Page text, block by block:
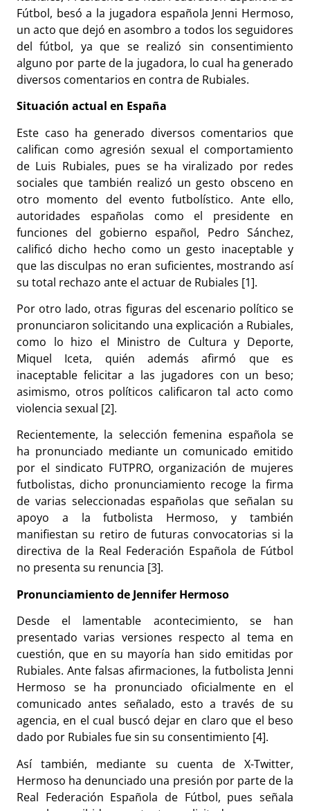
Fútbol, besó a la jugadora española Jenni Hermoso,
un acto que dejó en asombro a todos los seguidores
del fútbol, ya que se realizó sin consentimiento
alguno por parte de la jugadora, lo cual ha generado
diversos comentarios en contra de Rubiales.
Situación actual en España
Este caso ha generado diversos comentarios que
califican como agresión sexual el comportamiento
de Luis Rubiales, pues se ha viralizado por redes
sociales que también realizó un gesto obsceno en
otro momento del evento futbolístico. Ante ello,
autoridades españolas como el presidente en
funciones del gobierno español, Pedro Sánchez,
calificó dicho hecho como un gesto inaceptable y
que las disculpas no eran suficientes, mostrando así
su total rechazo ante el actuar de Rubiales [1].
Por otro lado, otras figuras del escenario político se
pronunciaron solicitando una explicación a Rubiales,
como lo hizo el Ministro de Cultura y Deporte,
Miquel Iceta, quién además afirmó que es
inaceptable felicitar a las jugadores con un beso;
asimismo, otros políticos calificaron tal acto como
violencia sexual [2].
Recientemente, la selección femenina española se
ha pronunciado mediante un comunicado emitido
por el sindicato FUTPRO, organización de mujeres
futbolistas, dicho pronunciamiento recoge la firma
de varias seleccionadas españolas que señalan su
apoyo a la futbolista Hermoso, y también
manifiestan su retiro de futuras convocatorias si la
directiva de la Real Federación Española de Fútbol
no presenta su renuncia [3].
Pronunciamiento de Jennifer Hermoso
Desde el lamentable acontecimiento, se han
presentado varias versiones respecto al tema en
cuestión, que en su mayoría han sido emitidas por
Rubiales. Ante falsas afirmaciones, la futbolista Jenni
Hermoso se ha pronunciado oficialmente en el
comunicado antes señalado, esto a través de su
agencia, en el cual buscó dejar en claro que el beso
dado por Rubiales fue sin su consentimiento [4].
Así también, mediante su cuenta de X-Twitter,
Hermoso ha denunciado una presión por parte de la
Real Federación Española de Fútbol, pues señala